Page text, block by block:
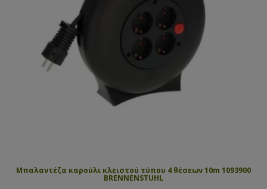
Μπαλαντέζα καρούλι κλειστού τύπου 4 θέσεων 10m 1093900
BRENNENSTUHL